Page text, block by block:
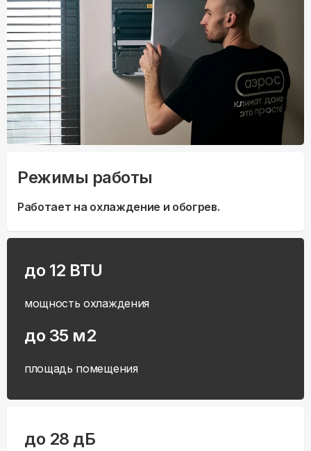
Режимы работы
Работает на охлаждение и обогрев.
до 12 BTU
мощность охлаждения
до 35 м2
площадь помещения
до 28 дБ